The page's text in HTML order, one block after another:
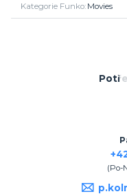
Kategorie Funko Movies
(Po-